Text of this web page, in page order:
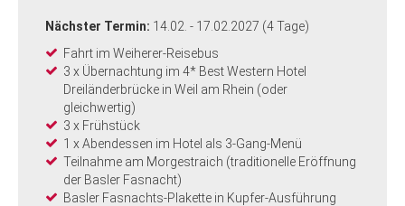
Nächster Termin: 14.02. - 17.02.2027 (4 Tage)
Fahrt im Weiherer-Reisebus
3 x Übernachtung im 4* Best Western Hotel
Dreiländerbrücke in Weil am Rhein (oder
gleichwertig)
3 x Frühstück
1 x Abendessen im Hotel als 3-Gang-Menü
Teilnahme am Morgestraich (traditionelle Eröffnung
der Basler Fasnacht)
Basler Fasnachts-Plakette in Kupfer-Ausführung